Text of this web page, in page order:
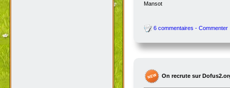
Mansot
6 commentaires - Commenter
On recrute sur